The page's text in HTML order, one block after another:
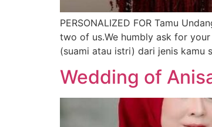
PERSONALIZED FOR Tamu
two of us.We humbly ask for
(suami atau istri) dari jenis kamu
Wedding of